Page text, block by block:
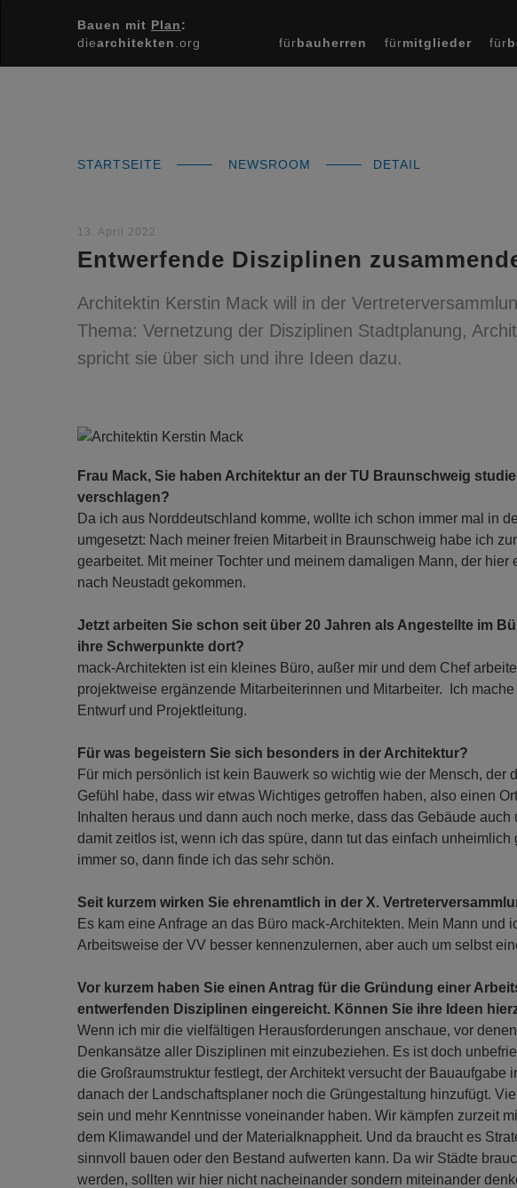
Bauen mit Plan:
diearchitekten .org fürbauherren fürmitglieder für
STARTSEITE NEWSROOM DETAIL
13. April 2022
Entwerfende Disziplinen
Architektin Kerstin Mack will in der
Thema: Vernetzung der Disziplinen Stadtplanung,
spricht sie über sich und ihre Ideen dazu.
Frau Mack, Sie haben Architektur an der TU Braunschweig
verschlagen?
Da ich aus Norddeutschland komme, wollte ich schon immer mal in
umgesetzt: Nach meiner freien Mitarbeit in Braunschweig habe ich
gearbeitet. Mit meiner Tochter und meinem damaligen Mann, der
nach Neustadt gekommen.
Jetzt arbeiten Sie schon seit über 20 Jahren als Angestellte im
ihre Schwerpunkte dort?
mack-Architekten ist ein kleines Büro, außer mir und dem Chef
projektweise ergänzende Mitarbeiterinnen und Mitarbeiter. Ich
Entwurf und Projektleitung.
Für was begeistern Sie sich besonders in der Architektur?
Für mich persönlich ist kein Bauwerk so wichtig wie der Mensch, der
Gefühl habe, dass wir etwas Wichtiges getroffen haben, also einen
Inhalten heraus und dann auch noch merke, dass das Gebäude
damit zeitlos ist, wenn ich das spüre, dann tut das einfach
immer so, dann finde ich das sehr schön.
Seit kurzem wirken Sie ehrenamtlich in der X.
Es kam eine Anfrage an das Büro mack-Architekten. Mein Mann
Arbeitsweise der VV besser kennenzulernen, aber auch um selbst
Vor kurzem haben Sie einen Antrag für die Gründung einer
entwerfenden Disziplinen eingereicht. Können Sie ihre Ideen
Wenn ich mir die vielfältigen Herausforderungen anschaue, vor
Denkansätze aller Disziplinen mit einzubeziehen. Es ist doch
die Großraumstruktur festlegt, der Architekt versucht der Bauaufgabe
danach der Landschaftsplaner noch die Grüngestaltung hinzufügt.
sein und mehr Kenntnisse voneinander haben. Wir kämpfen zurzeit
dem Klimawandel und der Materialknappheit. Und da braucht es
sinnvoll bauen oder den Bestand aufwerten kann. Da wir Städte
werden, sollten wir hier nicht nacheinander sondern miteinander